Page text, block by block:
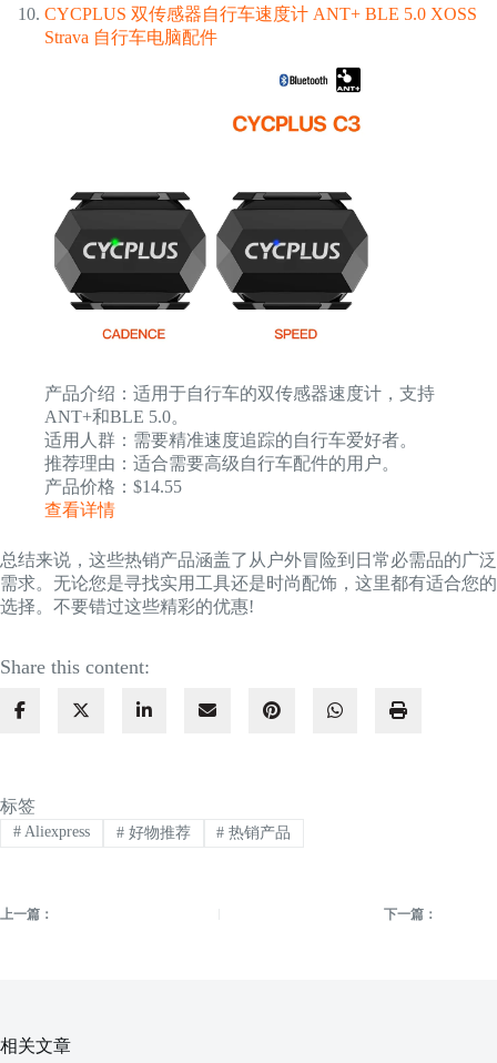
CYCPLUS 双传感器自行车速度计 ANT+ BLE 5.0 XOSS
Strava 自行车电脑配件
产品介绍：适用于自行车的双传感器速度计，支持
ANT+和BLE 5.0。
适用人群：需要精准速度追踪的自行车爱好者。
推荐理由：适合需要高级自行车配件的用户。
产品价格：$14.55
查看详情
总结来说，这些热销产品涵盖了从户外冒险到日常必需品的广泛
需求。无论您是寻找实用工具还是时尚配饰，这里都有适合您的
选择。不要错过这些精彩的优惠!
Share this content:
标签
#Aliexpress #好物推荐 # 热销产品
上一篇： 下一篇：
相关文章